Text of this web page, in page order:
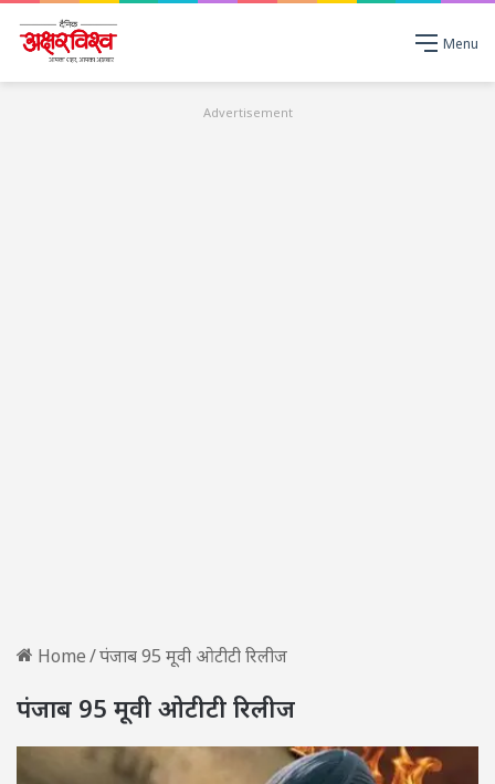
Menu
Advertisement
Home/पंजाब 95 मूवी ओटीटी रिलीज
पंजाब 95 मूवी ओटीटी रिलीज